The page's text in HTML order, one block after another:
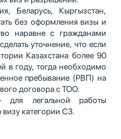
Беларусь, Кыргызстан,
без оформления визы и
наравне с гражданами
уточнение, что если
Казахстана более 90
в году, тогда необходимо
пребывание (РВП) на
договора с ТОО.
для легальной работы
категории С3.